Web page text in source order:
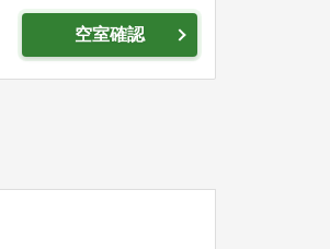
空室確認